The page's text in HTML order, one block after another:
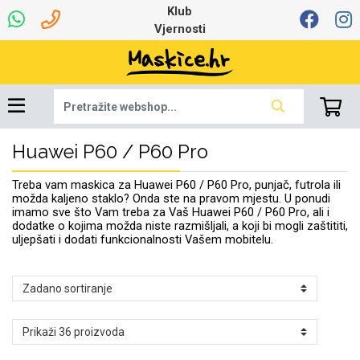
Klub
Vjernosti
Huawei P60 / P60 Pro
Treba vam maskica za Huawei P60 / P60 Pro, punjač, futrola ili
možda kaljeno staklo? Onda ste na pravom mjestu. U ponudi
imamo sve što Vam treba za Vaš Huawei P60 / P60 Pro, ali i
dodatke o kojima možda niste razmišljali, a koji bi mogli zaštititi,
uljepšati i dodati funkcionalnosti Vašem mobitelu.
Dinamo maskice za
mobitel
Robotski usisavači Stolne lampe
Ventilatori
Najprodavanije -
TOP 100
Šarene maskice
Ljetna kolekcija Proljetna kolekcija
Winter Line Art
Apple
Univerzalna oprema
za tablet
7.0 - 8.0 inča 8.0 - 9.0 inča
9.0 - 10.0 inča 10.0 - 12.0 inča
Oprema za Lenovo
Apple
Igračke i ostalo
Selfie Stick Držači za auto
Držači za stol Držači za bicikl
Punjači Bežični punjači
Autopunjači Power bank
Mikrofoni Bluetooth slušalice
Žičane slušalice Bluetooth Zvučnici
Pametni Satovi
Memorije i
memorijske kartice
Oprema za Smart
Auto Kamere
Podloga za miš Tipkovnice i miševi
Web kamere i
mikrofoni
Punjači za laptope
Ruksaci i torbice Razno